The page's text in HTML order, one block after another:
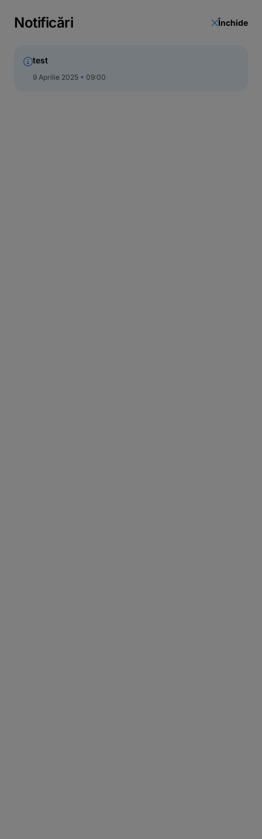
Notificări Închide
test
9 Aprilie 2025 09:00